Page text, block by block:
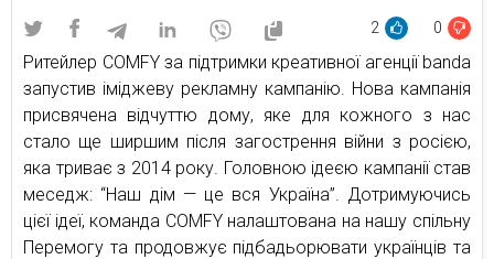
2 0
Ритейлер COMFY за підтримки креативної агенції banda
запустив іміджеву рекламну кампанію. Нова кампанія
присвячена відчуттю дому, яке для кожного з нас
стало ще ширшим після загострення війни з росією,
яка триває з 2014 року. Головною ідеєю кампанії став
меседж: “Наш дім — це вся Україна”. Дотримуючись
цієї ідеї, команда COMFY налаштована на нашу спільну
Перемогу та продовжує підбадьорювати українців та